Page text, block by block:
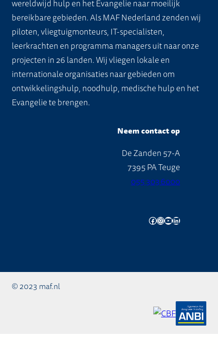
wereldwijd hulp en het Evangelie naar moeilijk
bereikbare gebieden. Als MAF Nederland zenden wij
piloten, vliegtuigmonteurs, IT-specialisten,
leerkrachten en programma managers uit naar onze
projecten in 26 landen. Wij vliegen lokale en
internationale organisaties naar gebieden om
ontwikkelingshulp, noodhulp, medische hulp en het
Evangelie te brengen.
Neem contact op
De Zanden 57-A
7395 PA Teuge
055 303 6000
Facebook InstagramYouTube LinkedIn
© 2023 maf.nl